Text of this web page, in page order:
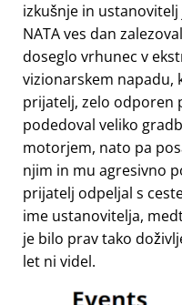
izkušnje in
NATA ves dan
doseglo vrhunec v
vizionarskem napadu,
prijatelj, zelo odporen
podedoval veliko
motorjem, nato pa
njim in mu agresivno
prijatelj odpeljal s
ime ustanovitelja,
je bilo prav tako
let ni videl.